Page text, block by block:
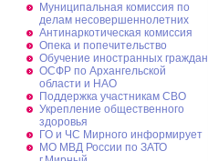
Муниципальная комиссия по
делам несовершеннолетних
Антинаркотическая комиссия
Опека и попечительство
Обучение иностранных граждан
ОСФР по Архангельской
области и НАО
Поддержка участникам СВО
Укрепление общественного
здоровья
ГО и ЧС Мирного информирует
МО МВД России по ЗАТО